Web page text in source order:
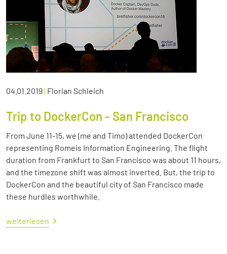
04.01.2019| Florian Schleich
Trip to DockerCon - San Francisco
From June 11-15, we (me and Timo) attended DockerCon
representing Romeis Information Engineering. The flight
duration from Frankfurt to San Francisco was about 11 hours,
and the timezone shift was almost inverted. But, the trip to
DockerCon and the beautiful city of San Francisco made
these hurdles worthwhile.
weiterlesen